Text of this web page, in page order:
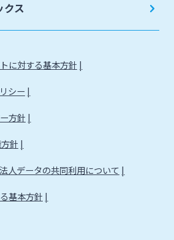
クス
に対する基本方針
シー
方針
針
人データの共同利用について
基本方針